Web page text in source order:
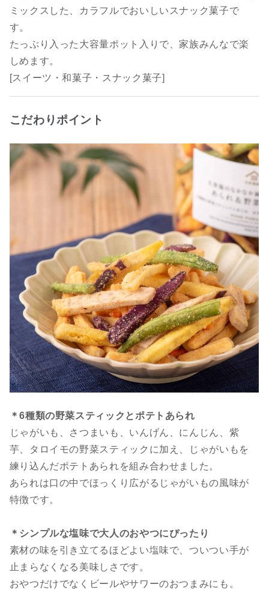
ミックスした、カラフルでおいしいスナック菓子で
す。
たっぷり入った大容量ポット入りで、家族みんなで楽
しめます。
[スイーツ・和菓子・スナック菓子]
こだわりポイント
＊6種類の野菜スティックとポテトあられ
じゃがいも、さつまいも、いんげん、にんじん、紫
芋、タロイモの野菜スティックに加え、じゃがいもを
練り込んだポテトあられを組み合わせました。
あられは口の中でほっくり広がるじゃがいもの風味が
特徴です。
＊シンプルな塩味で大人のおやつにぴったり
素材の味を引き立てるほどよい塩味で、ついつい手が
止まらなくなる美味しさです。
おやつだけでなくビールやサワーのおつまみにも。